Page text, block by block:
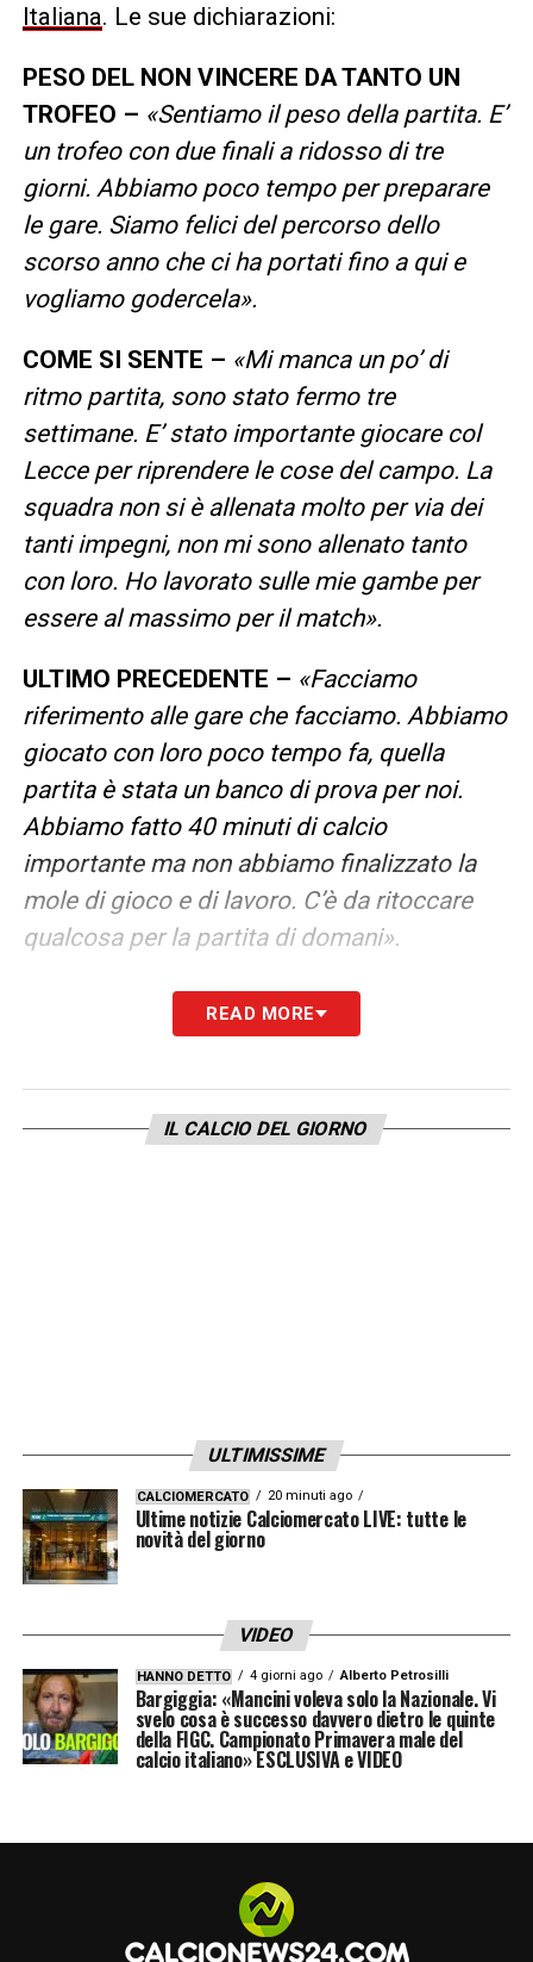
Italiana. Le sue dichiarazioni:
PESO DEL NON VINCERE DA TANTO UN
TROFEO – «Sentiamo il peso della partita. E’
un trofeo con due finali a ridosso di tre
giorni. Abbiamo poco tempo per preparare
le gare. Siamo felici del percorso dello
scorso anno che ci ha portati fino a qui e
vogliamo godercela».
COME SI SENTE – «Mi manca un po’ di
ritmo partita, sono stato fermo tre
settimane. E’ stato importante giocare col
Lecce per riprendere le cose del campo. La
squadra non si è allenata molto per via dei
tanti impegni, non mi sono allenato tanto
con loro. Ho lavorato sulle mie gambe per
essere al massimo per il match».
ULTIMO PRECEDENTE – «Facciamo
riferimento alle gare che facciamo. Abbiamo
giocato con loro poco tempo fa, quella
partita è stata un banco di prova per noi.
Abbiamo fatto 40 minuti di calcio
importante ma non abbiamo finalizzato la
mole di gioco e di lavoro. C’è da ritoccare
qualcosa per la partita di domani».
CONTINUA SU LAZIO NEWS 24
READ MORE
IL CALCIO DEL GIORNO
ULTIMISSIME
CALCIOMERCATO 20 minuti ago
Ultime notizie Calciomercato LIVE: tutte le
novità del giorno
VIDEO
HANNO DETTO 4 giorni ago Alberto Petrosilli
Bargiggia: «Mancini voleva solo la Nazionale. Vi
svelo cosa è successo davvero dietro le quinte
della FIGC. Campionato Primavera male del
calcio italiano» ESCLUSIVA e VIDEO